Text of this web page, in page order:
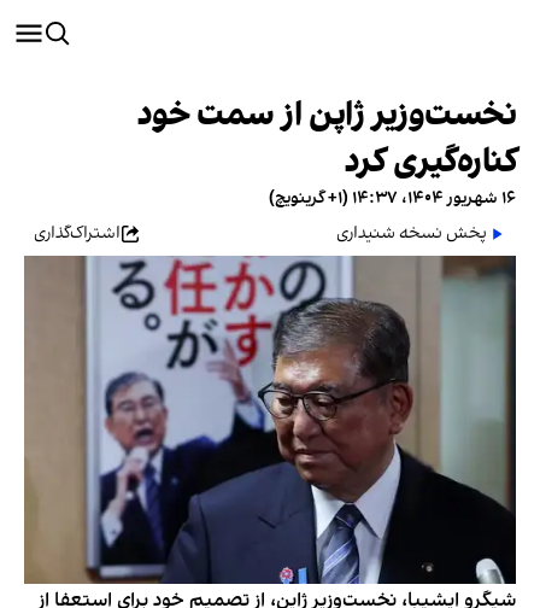
نخست‌وزیر ژاپن از سمت خود
کناره‌گیری کرد
۱۶ شهریور ۱۴۰۴، ۱۴:۳۷ (‎+۱ گرینویچ)
پخش نسخه شنیداری
اشتراک‌گذاری
شیگرو ایشیبا، نخست‌وزیر ژاپن، از تصمیم خود برای استعفا از